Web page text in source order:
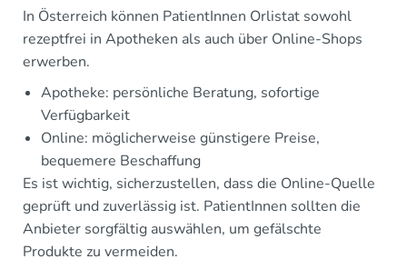
In Österreich können PatientInnen Orlistat sowohl
rezeptfrei in Apotheken als auch über Online-Shops
erwerben.
Apotheke: persönliche Beratung, sofortige
Verfügbarkeit
Online: möglicherweise günstigere Preise,
bequemere Beschaffung
Es ist wichtig, sicherzustellen, dass die Online-Quelle
geprüft und zuverlässig ist. PatientInnen sollten die
Anbieter sorgfältig auswählen, um gefälschte
Produkte zu vermeiden.